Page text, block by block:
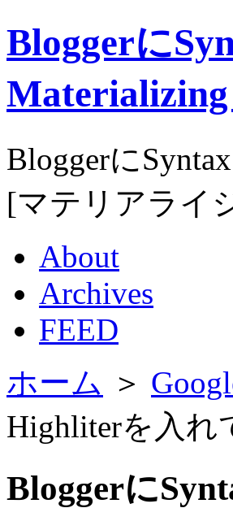
Bloggerに
Bloggerに
[マテリアライ
About
Archives
FEED
ホーム ＞
Highliterを入れ
Bloggerに